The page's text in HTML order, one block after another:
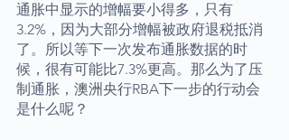
通胀中显示的增幅要小得多，只有
3.2%，因为大部分增幅被政府退税抵消
了。所以等下一次发布通胀数据的时
候，很有可能比7.3%更高。那么为了压
制通胀，澳洲央行RBA下一步的行动会
是什么呢？